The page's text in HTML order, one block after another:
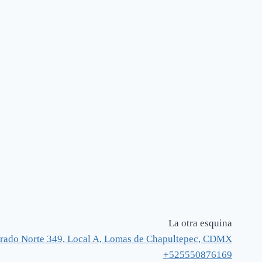
La otra esquina
Norte 349, Local A, Lomas de Chapultepec, CDMX
+525550876169